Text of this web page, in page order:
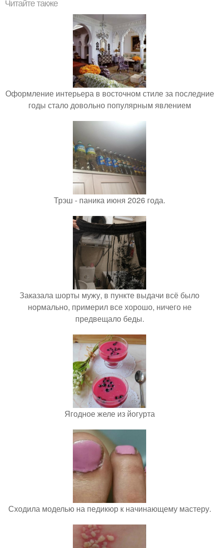
Читайте также
Оформление интерьера в восточном стиле за последние
годы стало довольно популярным явлением
Трэш - паника июня 2026 года.
Заказала шорты мужу, в пункте выдачи всё было
нормально, примерил все хорошо, ничего не
предвещало беды.
Ягодное желе из йогурта
Сходила моделью на педикюр к начинающему мастеру.